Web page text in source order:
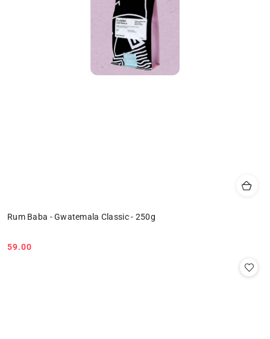
Rum Baba - Gwatemala Classic - 250g
Cena:
59.00